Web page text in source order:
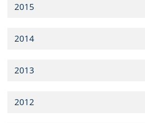
2015
2014
2013
2012